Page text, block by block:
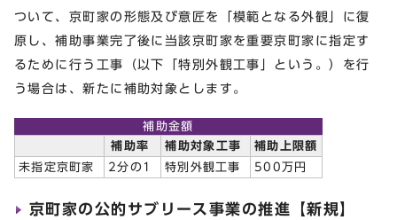
ついて、京町家の形態及び意匠を「模範となる外観」に復
原し、補助事業完了後に当該京町家を重要京町家に指定す
るために行う工事（以下「特別外観工事」という。）を行
う場合は、新たに補助対象とします。
補助金額
補助率
補助対象工事
補助上限額
未指定京町家
2分の1 特別外観工事 500万円
京町家の公的サブリース事業の推進【新規】